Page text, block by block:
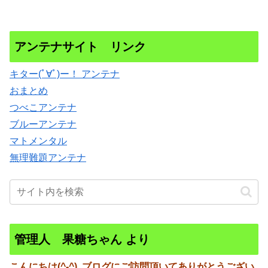
アンテナサイト リンク
キター(ﾟ∀ﾟ)ー！ アンテナ
おまとめ
つべこアンテナ
ブルーアンテナ
マトメンタル
無理難題アンテナ
管理人 果糖ちゃん より